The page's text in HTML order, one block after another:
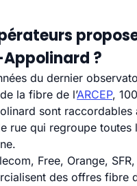
?
du dernier
la fibre de l’ARCEP,
sont
rue qui regroupe toutes
Free, Orange,
des offres fibre